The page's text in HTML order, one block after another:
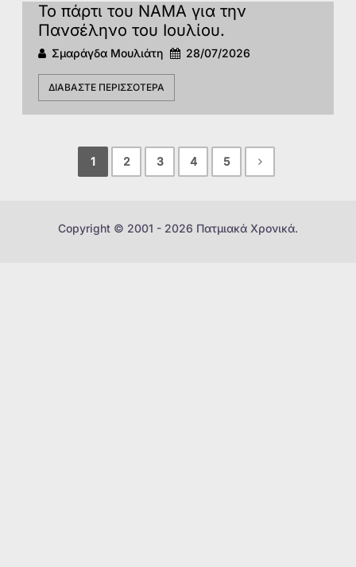
Το πάρτι του ΝΑΜΑ για την
Πανσέληνο του Ιουλίου.
Σμαράγδα Μουλιάτη 28/07/2026
ΔΙΑΒΆΣΤΕ ΠΕΡΙΣΣΌΤΕΡΑ
1 2 3 4 5
Copyright © 2001 - 2026 Πατμιακά Χρονικά.